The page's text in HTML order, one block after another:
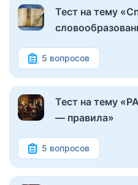
Тест на тему
5 вопросов
Тест на тему
— правила»
5 вопросов